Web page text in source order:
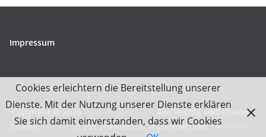
Impressum
Copyright © 2026 Tanz mit Fabrício. Alle Rechte vorbehalten.
Theme:ColorMagvon ThemeGrill. Präsentiert vonWordPress
Cookies erleichtern die Bereitstellung unserer
Dienste. Mit der Nutzung unserer Dienste erklären
Sie sich damit einverstanden, dass wir Cookies